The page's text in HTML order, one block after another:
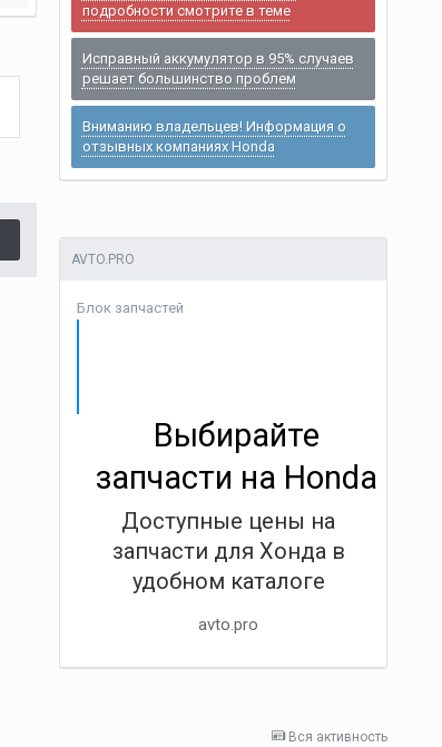
подробности смотрите в теме
Исправный аккумулятор в 95% случаев
решает большинство проблем
Вниманию владельцев! Информация о
отзывных компаниях Honda
AVTO.PRO
Блок запчастей
Выбирайте
запчасти на Honda
Доступные цены на
запчасти для Хонда в
удобном каталоге
avto.pro
Вся активность